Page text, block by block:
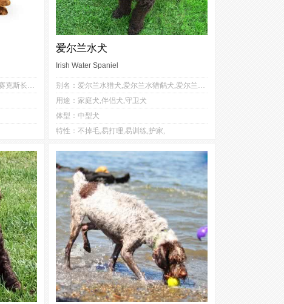
别名：苏塞克斯猎犬,苏赛克斯獚,苏赛克斯长耳猎犬,塞斯猎犬
爱尔兰水犬
Irish Water Spaniel
别名：爱尔兰水猎犬,爱尔兰水猎鹬犬,爱尔兰水獚
用途：家庭犬,伴侣犬,守卫犬
体型：中型犬
特性：不掉毛,易打理,易训练,护家,
3 3
1
3
3 2